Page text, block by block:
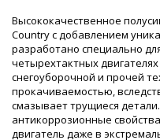
Высококачественное
Country с добавлением
разработано специально
четырехтактных
снегоуборочной и прочей
прокачиваемостью,
смазывает трущиеся
антикоррозионные
двигатель даже в